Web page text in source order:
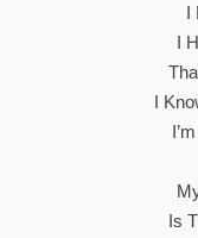
I
I
I
Is